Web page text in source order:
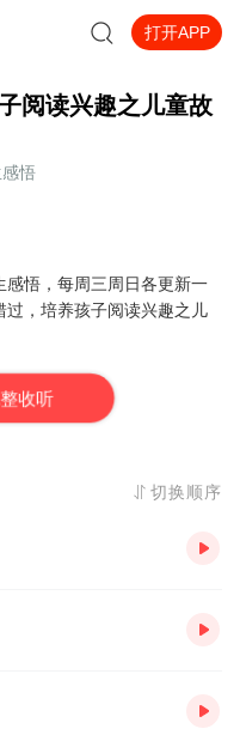
打开APP
阅读兴趣之儿童故
悟
悟，每周三周日各更新一
，培养孩子阅读兴趣之儿
收听
切换顺序